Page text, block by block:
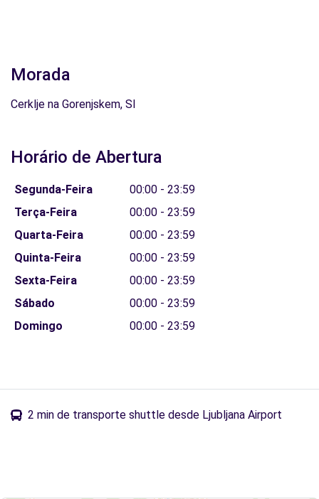
Morada
Cerklje na Gorenjskem, SI
Horário de Abertura
Segunda-Feira
00:00 - 23:59
Terça-Feira
00:00 - 23:59
Quarta-Feira
00:00 - 23:59
Quinta-Feira
00:00 - 23:59
Sexta-Feira
00:00 - 23:59
Sábado
00:00 - 23:59
Domingo
00:00 - 23:59
2 min de transporte shuttle desde Ljubljana Airport